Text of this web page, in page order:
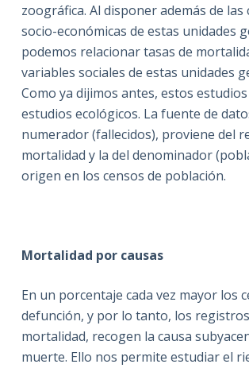
zoográfica. Al disponer además de las
socio-económicas de estas unidades
podemos relacionar tasas de
variables sociales de estas unidades
Como ya dijimos antes, estos
estudios ecológicos. La fuente de
numerador (fallecidos), proviene del
mortalidad y la del denominador
origen en los censos de población.
Mortalidad por causas
En un porcentaje cada vez mayor los
defunción, y por lo tanto, los
mortalidad, recogen la causa
muerte. Ello nos permite estudiar el